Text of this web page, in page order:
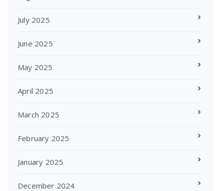
July 2025
June 2025
May 2025
April 2025
March 2025
February 2025
January 2025
December 2024